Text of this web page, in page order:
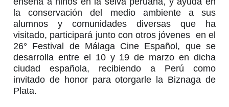
la conservación del medio ambiente a sus
alumnos y comunidades diversas que ha
visitado, participará junto con otros jóvenes  en el
26° Festival de Málaga Cine Español, que se
desarrolla entre el 10 y 19 de marzo en dicha
ciudad española, recibiendo a Perú como
invitado de honor para otorgarle la Biznaga de
Plata.